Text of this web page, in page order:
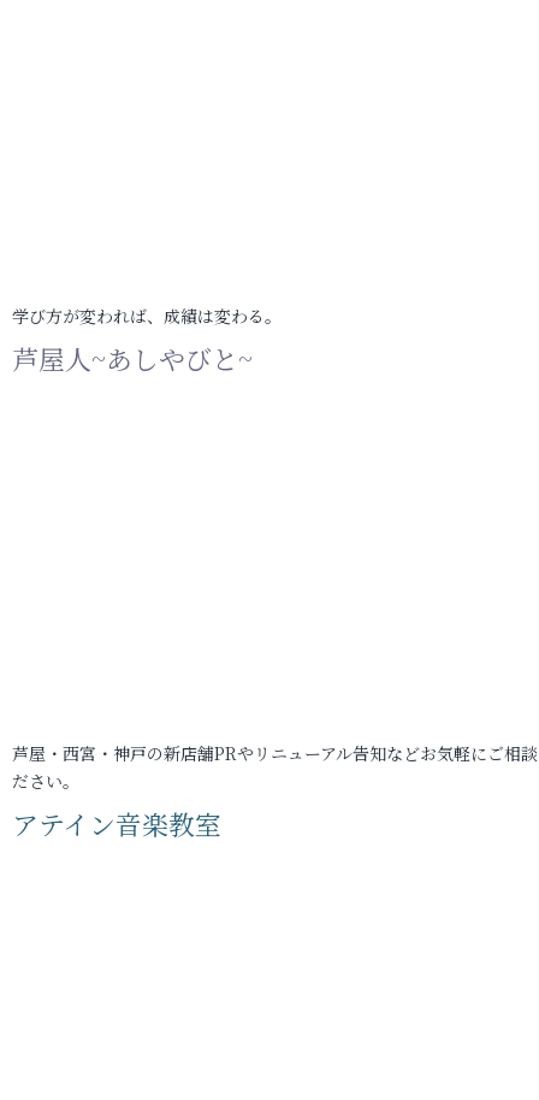
学び方が変われば、成績は変わる。
芦屋人~あしやびと~
芦屋・西宮・神戸の新店舗PRやリニューアル告知などお気軽にご相
ださい。
アテイン音楽教室